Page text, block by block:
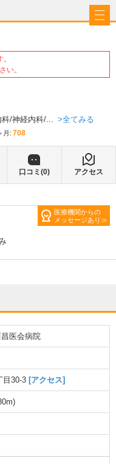
い。
科 神経内科 ... 全てみる
月: 708
口コミ(0) アクセス
医療機関からの
メッセージあり
医会病院
目30-3 [アクセス]
)